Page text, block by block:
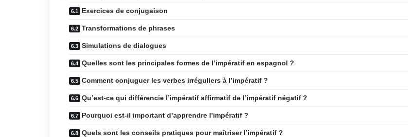
Exercices de conjugaison
Transformations de phrases
Simulations de dialogues
Quelles sont les principales formes de l’impératif en espagnol ?
Comment conjuguer les verbes irréguliers à l’impératif ?
Qu’est-ce qui différencie l’impératif affirmatif de l’impératif négatif ?
Pourquoi est-il important d’apprendre l’impératif ?
Quels sont les conseils pratiques pour maîtriser l’impératif ?